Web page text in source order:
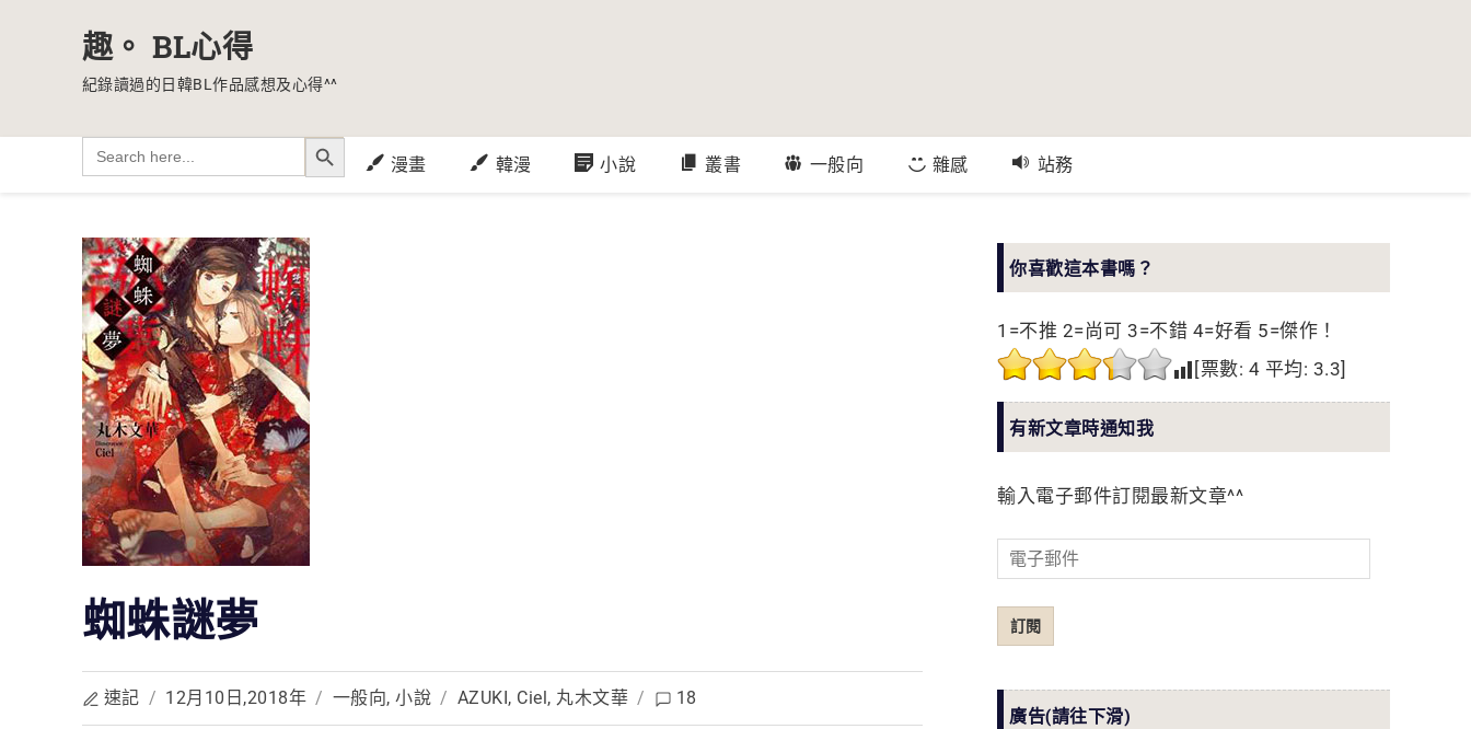
趣。 BL心得
紀錄讀過的日韓BL作品感想及心得^^
Search
for:
SEARCH BUTTON
漫畫 韓漫 小說 叢書 一般向 雜感 站務
蜘蛛謎夢
速記 / 12月10日,2018年 / 一般向, 小說 / AZUKI, Ciel, 丸木文華 / 18
你喜歡這本書嗎？
1=不推 2=尚可 3=不錯 4=好看 5=傑作！
[票數: 4 平均: 3.3]
有新文章時通知我
輸入電子郵件訂閱最新文章^^
電
子
郵
件
訂閱
廣告(請往下滑)